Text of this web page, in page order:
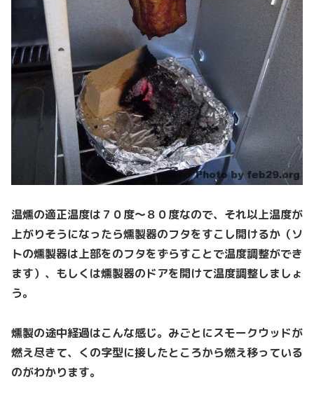
温燻の適正温度は７０度〜８０度なので、それ以上温度が
上がりそうになったら燻製器のフタをすこし開けるか（ソ
トの燻製器は上部をのフタをずらすことで温度調整ができ
ます）、もしくは燻製器のドアを開けて温度調整しましょ
う。
燻製の途中経過はこんな感じ。みごとにスモークウッドが
燃え尽きて、くの字型に接したところから燃え移っている
のがわかります。